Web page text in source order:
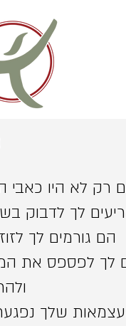
רק לא היו כאבי
לך לדבוק
הם גורמים לך
לך לפספס את
שלך